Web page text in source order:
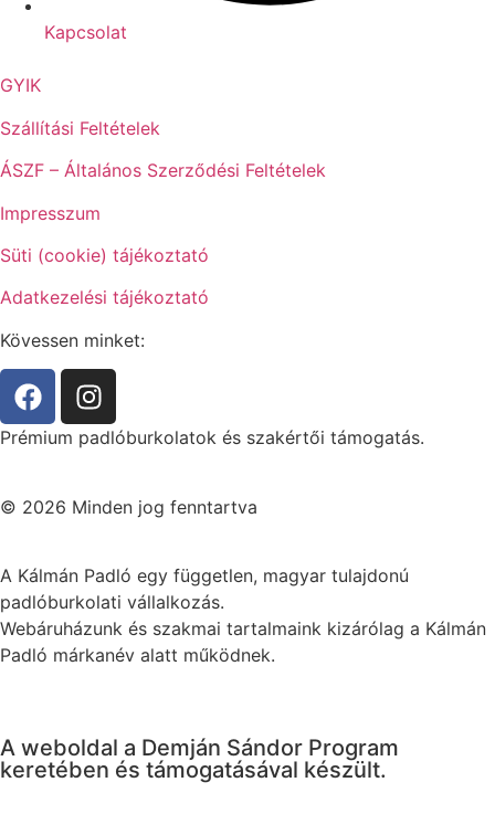
Kapcsolat
GYIK
Szállítási Feltételek
ÁSZF – Általános Szerződési Feltételek
Impresszum
Süti (cookie) tájékoztató
Adatkezelési tájékoztató
Kövessen minket:
Prémium padlóburkolatok és szakértői támogatás.
© 2026 Minden jog fenntartva
A Kálmán Padló egy független, magyar tulajdonú
padlóburkolati vállalkozás.
Webáruházunk és szakmai tartalmaink kizárólag a Kálmán
Padló márkanév alatt működnek.
A weboldal a Demján Sándor Program
keretében és támogatásával készült.